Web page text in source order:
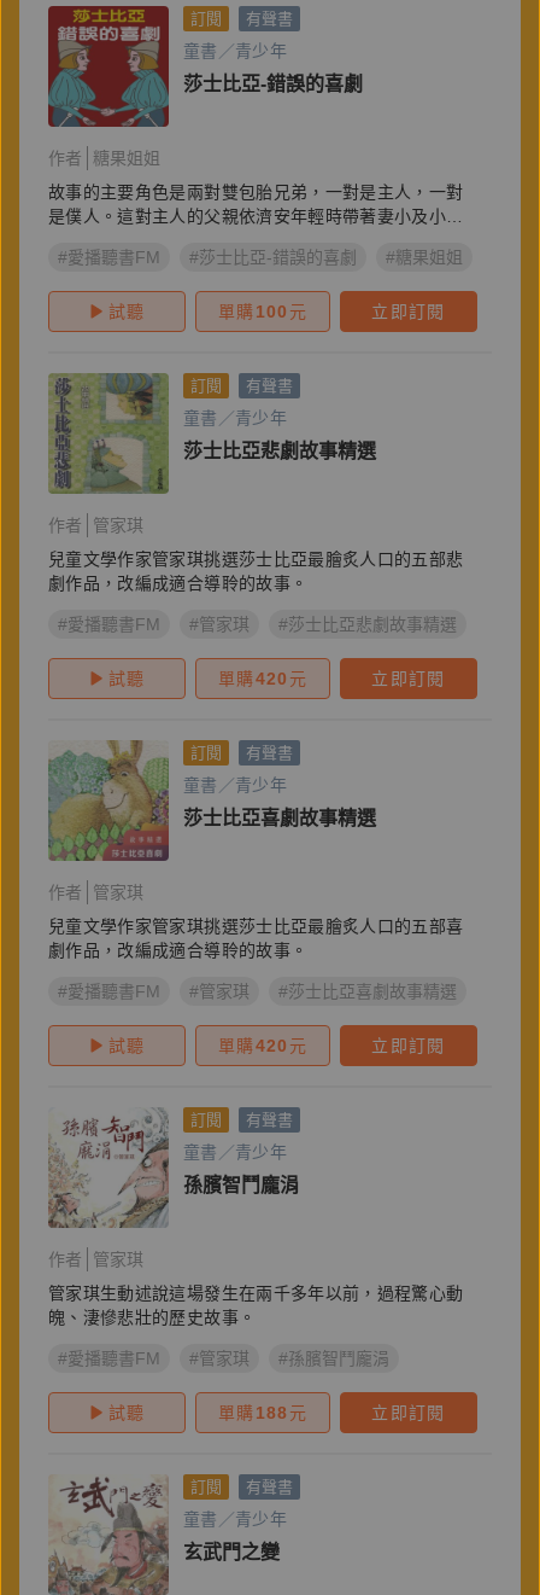
訂閱 有聲書
童書／青少年
莎士比亞-錯誤的喜劇
作者
糖果姐姐
故事的主要角色是兩對雙包胎兄弟，一對是主人，一對
是僕人。這對主人的父親依濟安年輕時帶著妻小及小僕
#愛播聽書FM
#莎士比亞-錯誤的喜劇 #糖果姐姐
試聽 單購100 元 立即訂閱
訂閱 有聲書
童書／青少年
莎士比亞悲劇故事精選
作者
管家琪
兒童文學作家管家琪挑選莎士比亞最膾炙人口的五部悲
劇作品，改編成適合導聆的故事。
#愛播聽書FM #管家琪 #莎士比亞悲劇故事精選
試聽 單購420 元 立即訂閱
訂閱 有聲書
童書／青少年
莎士比亞喜劇故事精選
作者
管家琪
兒童文學作家管家琪挑選莎士比亞最膾炙人口的五部喜
劇作品，改編成適合導聆的故事。
#愛播聽書FM #管家琪 #莎士比亞喜劇故事精選
試聽 單購420 元 立即訂閱
訂閱 有聲書
童書／青少年
孫臏智鬥龐涓
作者
管家琪
管家琪生動述說這場發生在兩千多年以前，過程驚心動
魄、淒慘悲壯的歷史故事。
#愛播聽書FM #管家琪 #孫臏智鬥龐涓
試聽 單購188元 立即訂閱
訂閱 有聲書
童書／青少年
玄武門之變